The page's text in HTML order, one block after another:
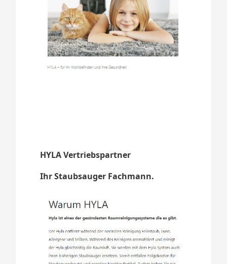
HYLA Vertriebspartner
Ihr Staubsauger Fachmann.